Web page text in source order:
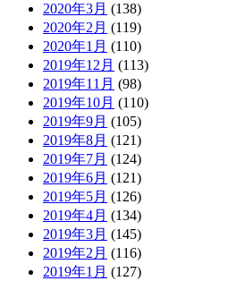
2020年3月 (138)
2020年2月 (119)
2020年1月 (110)
2019年12月 (113)
2019年11月 (98)
2019年10月 (110)
2019年9月 (105)
2019年8月 (121)
2019年7月 (124)
2019年6月 (121)
2019年5月 (126)
2019年4月 (134)
2019年3月 (145)
2019年2月 (116)
2019年1月 (127)